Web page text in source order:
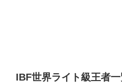
IBF世界ライト級王者